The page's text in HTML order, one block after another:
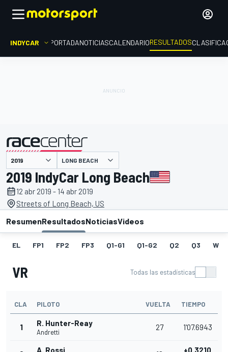
INDYCAR PORTADANOTICIASCALENDARIORESULTADOS
presentado por LONG BEACH
2019 IndyCar Long Beach
12 abr 2019 - 14 abr 2019
Streets of Long Beach, US
ResumenResultadosNoticiasVideos
EL FP1 FP2 FP3 Q1-G1 Q1-G2 Q2 Q3 W
VR Todas las estadísticas
CLA PILOTO VUELTA TIEMPO
1 R. Hunter-Reay
Andretti
27 1'07.6943
A. Rossi +0.3210